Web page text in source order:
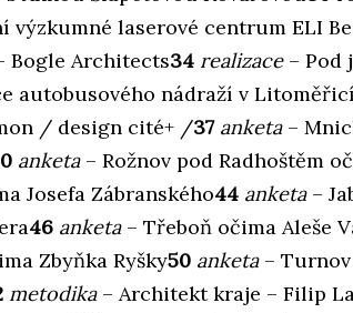
výzkumné laserové centrum ELI
Bogle Architects34 realizace– Pod
autobusového nádraží v
/ design cité+ /37 anketa–
anketa– Rožnov pod Radhoštěm
Josefa Zábranského44 anketa–
46 anketa– Třeboň očima Aleše
Zbyňka Ryšky50 anketa– Turnov
metodika– Architekt kraje – Filip